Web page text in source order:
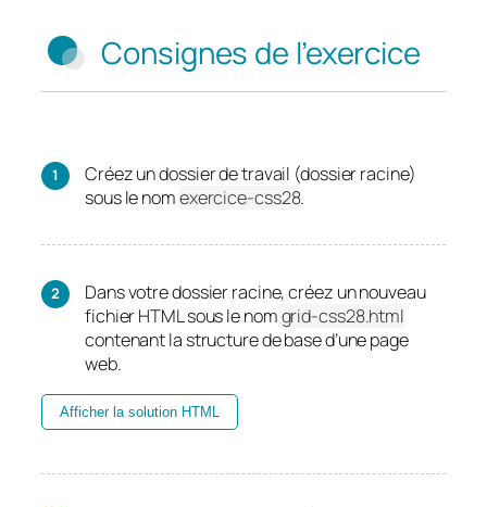
Consignes de l’exercice
Créez un dossier de travail (dossier racine)
sous le nomexercice-css28.
Dans votre dossier racine, créez un nouveau
fichier HTML sous le nomgrid-css28.html
contenant la structure de base d’une page
web.
Afficher la solution HTML